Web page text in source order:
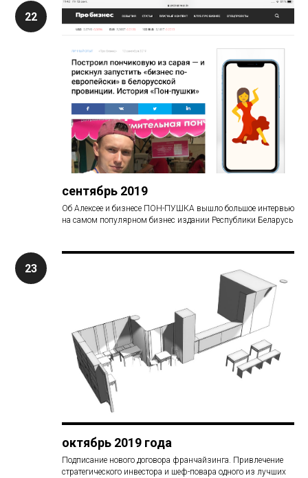
сентябрь 2019
Об Алексее и бизнесе ПОН-ПУШКА вышло большое интервью
на самом популярном бизнес издании Республики Беларусь
октябрь 2019 года
Подписание нового договора франчайзинга. Привлечение
стратегического инвестора и шеф-повара одного из лучших